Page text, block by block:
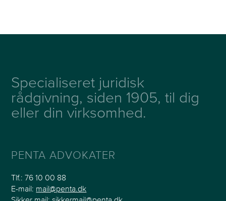
Specialiseret juridisk
rådgivning, siden 1905, til dig
eller din virksomhed.
PENTA ADVOKATER
Tlf.:76 10 00 88
E-mail: mail@penta.dk